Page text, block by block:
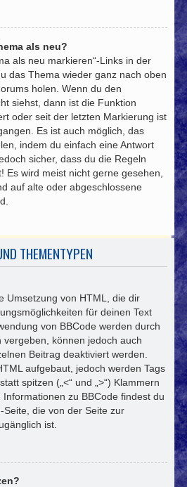
als neu?
als neu markieren“-Links in der
das Thema wieder ganz nach oben
holen. Wenn du den
siehst, dann ist die Funktion
oder seit der letzten Markierung ist
Es ist auch möglich, das
indem du einfach eine Antwort
sicher, dass du die Regeln
Es wird meist nicht gerne gesehen,
auf alte oder abgeschlossene
THEMENTYPEN
Umsetzung von HTML, die dir
für deinen Text
von BBCode werden durch
können jedoch auch
Beitrag deaktiviert werden.
aufgebaut, jedoch werden Tags
spitzen („<“ und „>“) Klammern
zu BBCode findest du
die von der Seite zur
ist.